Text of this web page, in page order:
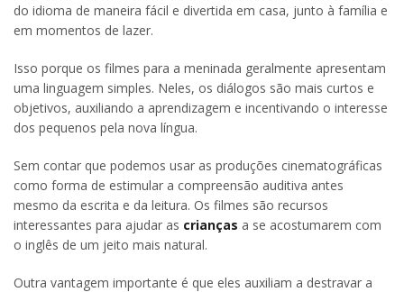
do idioma de maneira fácil e divertida em casa, junto à família e
em momentos de lazer.
Isso porque os filmes para a meninada geralmente apresentam
uma linguagem simples. Neles, os diálogos são mais curtos e
objetivos, auxiliando a aprendizagem e incentivando o interesse
dos pequenos pela nova língua.
Sem contar que podemos usar as produções cinematográficas
como forma de estimular a compreensão auditiva antes
mesmo da escrita e da leitura. Os filmes são recursos
interessantes para ajudar as crianças a se acostumarem com
o inglês de um jeito mais natural.
Outra vantagem importante é que eles auxiliam a destravar a